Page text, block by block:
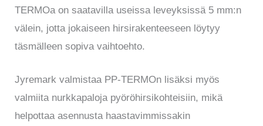
TERMOa on saatavilla useissa leveyksissä 5 mm:n
välein, jotta jokaiseen hirsirakenteeseen löytyy
täsmälleen sopiva vaihtoehto.
Jyremark valmistaa PP-TERMOn lisäksi myös
valmiita nurkkapaloja pyöröhirsikohteisiin, mikä
helpottaa asennusta haastavimmissakin